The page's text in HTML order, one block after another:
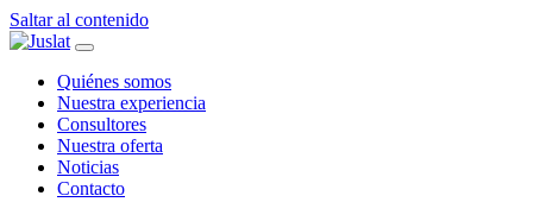
Saltar al contenido
Navegación
principal
Quiénes somos
Nuestra experiencia
Consultores
Nuestra oferta
Noticias
Contacto